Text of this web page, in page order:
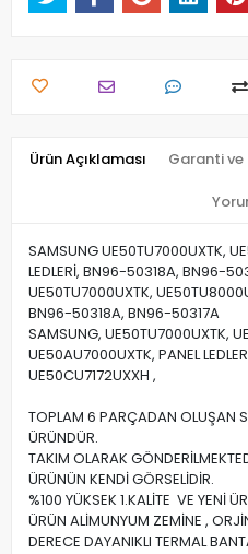
Ürün Açıklaması Garanti
SAMSUNG UE50TU7000UXTK,
LEDLERİ, BN96-50318A, BN96-
UE50TU7000UXTK,
BN96-50318A, BN96-50317A
SAMSUNG, UE50TU7000UXTK,
UE50AU7000UXTK, PANEL
UE50CU7172UXXH ,
TOPLAM 6 PARÇADAN OLUŞAN
ÜRÜNDÜR.
TAKIM OLARAK
ÜRÜNÜN KENDİ GÖRSELİDİR.
%100 YÜKSEK 1.KALİTE VE YENİ
ÜRÜN ALİMUNYUM ZEMİNE ,
DERECE DAYANIKLI TERMAL